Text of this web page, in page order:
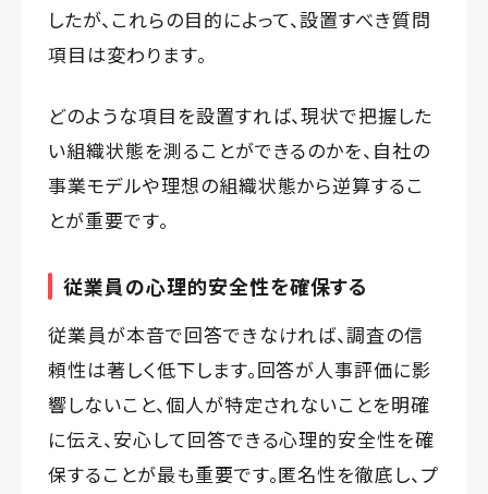
したが、これらの目的によって、設置すべき質問
項目は変わります。
どのような項目を設置すれば、現状で把握した
い組織状態を測ることができるのかを、自社の
事業モデルや理想の組織状態から逆算するこ
とが重要です。
従業員の心理的安全性を確保する
従業員が本音で回答できなければ、調査の信
頼性は著しく低下します。回答が人事評価に影
響しないこと、個人が特定されないことを明確
に伝え、安心して回答できる心理的安全性を確
保することが最も重要です。匿名性を徹底し、プ